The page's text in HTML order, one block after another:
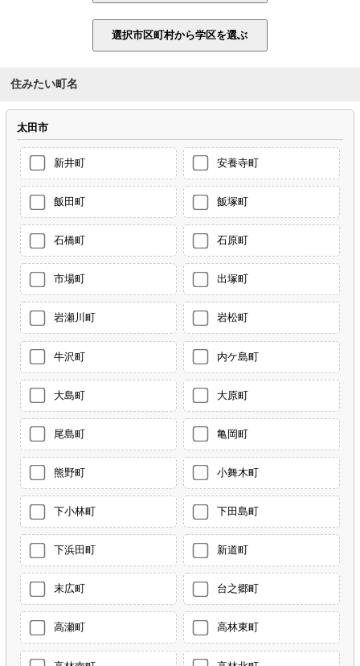
住みたい町名
太田市
新井町 安養寺町
飯田町 飯塚町
石橋町 石原町
市場町 出塚町
岩瀬川町 岩松町
牛沢町 内ケ島町
大島町 大原町
尾島町 亀岡町
熊野町 小舞木町
下小林町 下田島町
下浜田町 新道町
末広町 台之郷町
高瀬町 高林東町